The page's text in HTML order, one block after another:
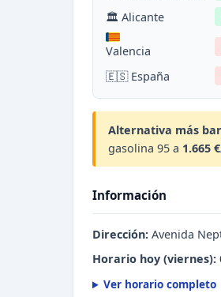
🏛 Alicante
Valencia
🇪🇸 España
Alternativa más
gasolina 95 a 1.665
Información
Dirección: Avenida
Horario hoy (viernes):
Ver horario completo